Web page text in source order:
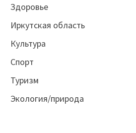
Здоровье
Иркутская область
Культура
Спорт
Туризм
Экология/природа